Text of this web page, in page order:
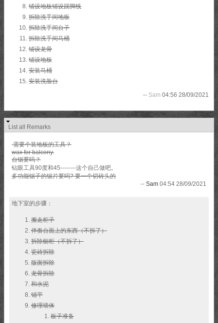
铺设地板铺设踢脚线
拆除洗手间地板
拆除洗手间台子
拆除洗手间马桶
铺设龙骨
铺设地板
安装马桶
安装洗脸台
-- Sam 04:56 28/09/2021
List all Remarks
需要个装地板的工具？
wax for balcony.
台锯要吗？
钻眼工具90度和45--------这个自己做吧。
多功能锯子的锯片要吗? 要一个切砖头的
-- Sam 04:54 28/09/2021
地下室的步骤：
搬走柜子
伴奏台面上的东西（不拆了）
拆除橱柜（不拆了）
瓷砖拆除
版面拆除
龙骨拆除
和水泥
铺平
修理墙体
板子准备